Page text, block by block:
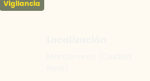
Vigilancia